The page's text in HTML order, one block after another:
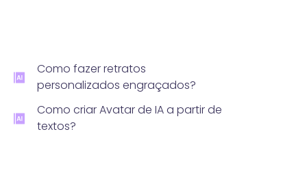
Como fazer retratos
personalizados engraçados?
Como criar Avatar de IA a partir de
textos?